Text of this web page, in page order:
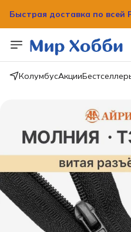
Быстрая доставка по всей
вашим домом!
Быстрая доставка по всей
вашим домом!
КолумбусАкции